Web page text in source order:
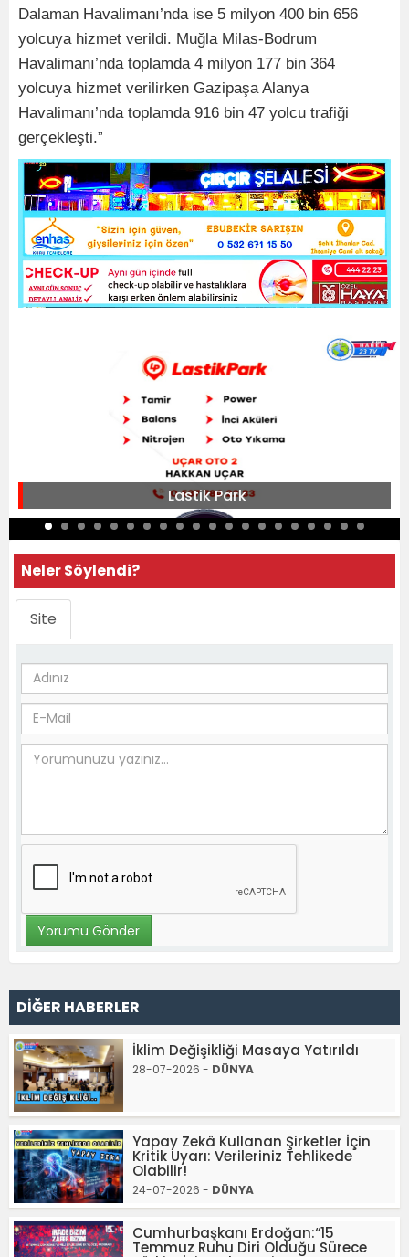
Dalaman Havalimanı’nda ise 5 milyon 400 bin 656
yolcuya hizmet verildi. Muğla Milas-Bodrum
Havalimanı’nda toplamda 4 milyon 177 bin 364
yolcuya hizmet verilirken Gazipaşa Alanya
Havalimanı’nda toplamda 916 bin 47 yolcu trafiği
gerçekleşti.”
Lastik Park
Neler Söylendi?
Site
DİĞER HABERLER
İklim Değişikliği Masaya Yatırıldı
28-07-2026 - DÜNYA
Yapay Zekâ Kullanan Şirketler İçin
Kritik Uyarı: Verileriniz Tehlikede
Olabilir!
24-07-2026 - DÜNYA
Cumhurbaşkanı Erdoğan:“15
Temmuz Ruhu Diri Olduğu Sürece